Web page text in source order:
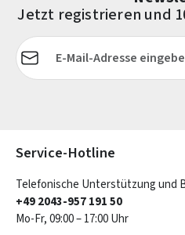
Jetzt registrieren und
E-Mail-Adresse*
Service-Hotline
Telefonische Unterstützung und
+49 2043-957 191 50
Mo-Fr, 09:00 – 17:00 Uhr